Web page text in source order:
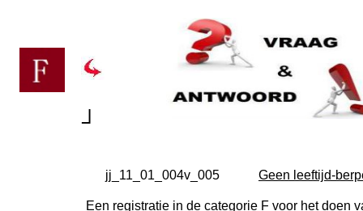
jj_11_01_004v_005 Geen leeftijd-
Een registratie in de categorie F voor het doen
┘